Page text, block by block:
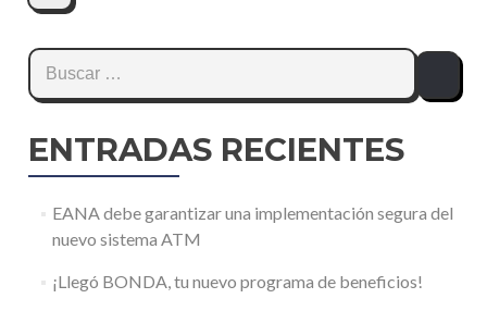
ENTRADAS RECIENTES
EANA debe garantizar una implementación segura del
nuevo sistema ATM
¡Llegó BONDA, tu nuevo programa de beneficios!